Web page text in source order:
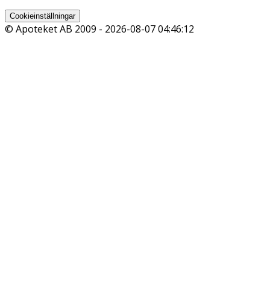
Cookieinställningar
© Apoteket AB 2009 - 2026-08-07 04:46:12